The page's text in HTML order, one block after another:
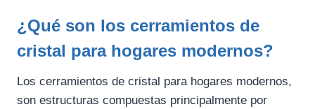
¿Qué son los cerramientos de
cristal para hogares modernos?
Los cerramientos de cristal para hogares modernos,
son estructuras compuestas principalmente por